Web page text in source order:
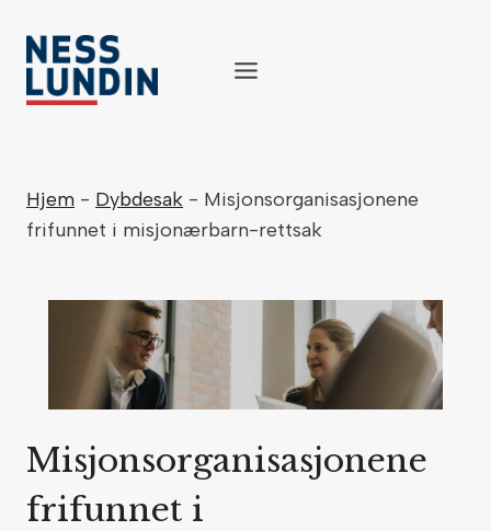
content
Hjem - Dybdesak - Misjonsorganisasjonene
frifunnet i misjonærbarn-rettsak
Misjonsorganisasjonene
frifunnet i